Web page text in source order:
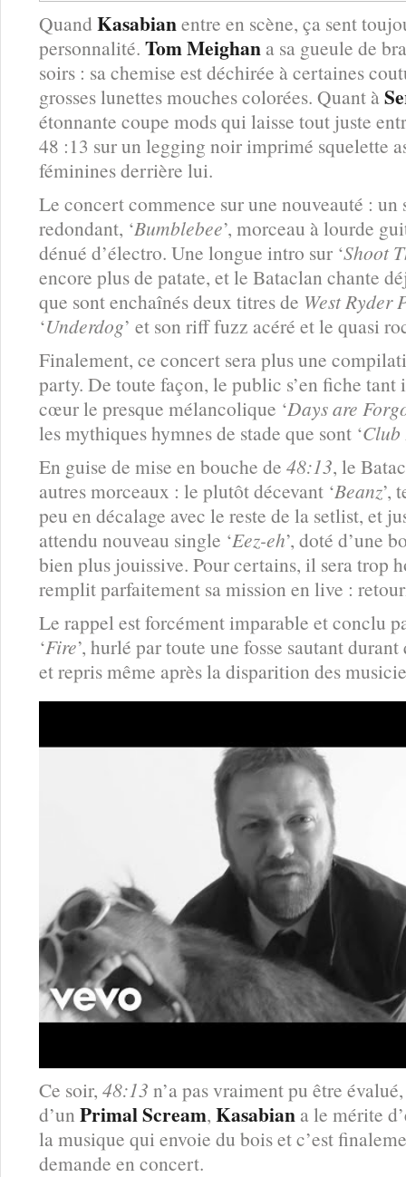
Quand Kasabianentre en scène, ça sent
personnalité. Tom Meighan a sa gueule de
soirs : sa chemise est déchirée à certaines
grosses lunettes mouches colorées. Quant à
étonnante coupe mods qui laisse tout juste
48 :13 sur un legging noir imprimé squelette
féminines derrière lui.
Le concert commence sur une nouveauté : un
redondant, ‘Bumblebee’, morceau à lourde
dénué d’électro. Une longue intro sur ‘Shoot
encore plus de patate, et le Bataclan chante
que sont enchaînés deux titres de West Ryder
‘Underdog’ et son riff fuzz acéré et le quasi
Finalement, ce concert sera plus une
party. De toute façon, le public s’en fiche tant
cœur le presque mélancolique ‘Days are
les mythiques hymnes de stade que sont ‘Club
En guise de mise en bouche de 48:13, le
autres morceaux : le plutôt décevant ‘Beanz’,
peu en décalage avec le reste de la setlist, et
attendu nouveau single ‘Eez-eh’, doté d’une
bien plus jouissive. Pour certains, il sera trop
remplit parfaitement sa mission en live :
Le rappel est forcément imparable et conclu
‘Fire’, hurlé par toute une fosse sautant
et repris même après la disparition des
Ce soir, 48:13 n’a pas vraiment pu être
d’un Primal Scream, Kasabian a le mérite
la musique qui envoie du bois et c’est
demande en concert.